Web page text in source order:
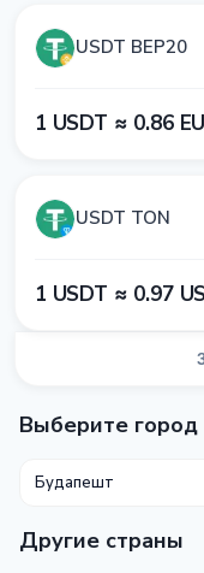
USDT BEP20
1​ USDT ≈ 0​.8​6​
USDT TON
1​ USDT ≈ 0​.9​7​
Выберите город
Будапешт
Другие страны